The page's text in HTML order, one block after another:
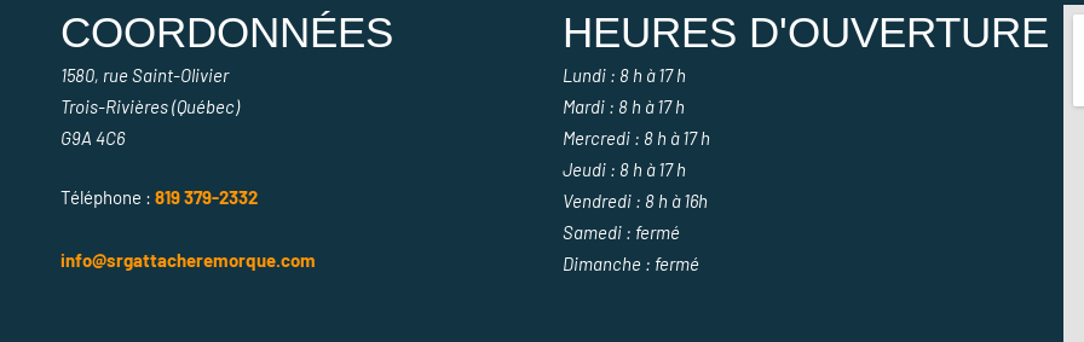
COORDONNÉES
1580, rue Saint-Olivier
Trois-Rivières (Québec)
G9A 4C6
Téléphone : 819 379-2332
info@srgattacheremorque.com
HEURES D'OUVERTURE
Lundi : 8 h à 17 h
Mardi : 8 h à 17 h
Mercredi : 8 h à 17 h
Jeudi : 8 h à 17 h
Vendredi : 8 h à 16h
Samedi : fermé
Dimanche : fermé